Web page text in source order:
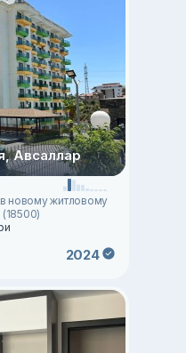
Авсаллар
в новому житловому
2024